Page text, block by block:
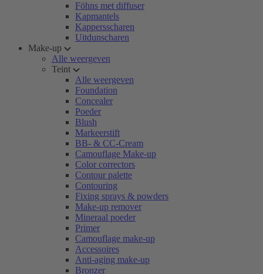
Föhns met diffuser
Kapmantels
Kappersscharen
Uitdunscharen
Make-up
Alle weergeven
Teint
Alle weergeven
Foundation
Concealer
Poeder
Blush
Markeerstift
BB- & CC-Cream
Camouflage Make-up
Color correctors
Contour palette
Contouring
Fixing sprays & powders
Make-up remover
Mineraal poeder
Primer
Camouflage make-up
Accessoires
Anti-aging make-up
Bronzer